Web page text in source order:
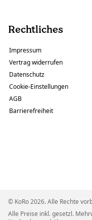
Rechtliches
Impressum
Vertrag widerrufen
Datenschutz
Cookie-Einstellungen
AGB
Barrierefreiheit
© KoRo 2026. Alle Rechte
Alle Preise inkl. gesetzl.